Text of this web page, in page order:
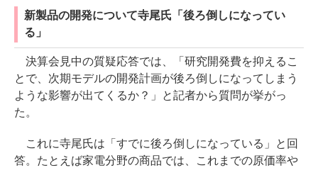
新製品の開発について寺尾氏「後ろ倒しになってい
る」
決算会見中の質疑応答では、「研究開発費を抑えるこ
とで、次期モデルの開発計画が後ろ倒しになってしまう
ような影響が出てくるか？」と記者から質問が挙がっ
た。
これに寺尾氏は「すでに後ろ倒しになっている」と回
答。たとえば家電分野の商品では、これまでの原価率や